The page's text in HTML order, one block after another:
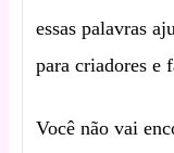
essas palavras
para criadores e
Você não vai